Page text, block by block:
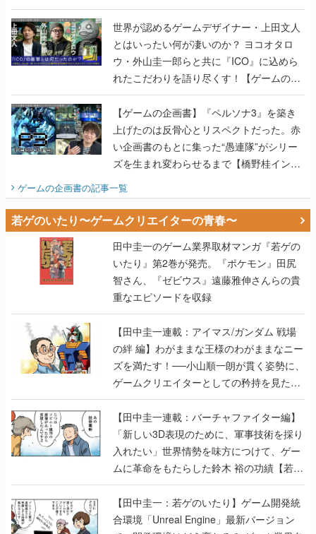
ウ・外山圭一郎らと共に『ICO』に込めら
れたこだわりを語り尽くす！【ゲームの企
画書】
【ゲームの企画書】『ペルソナ3』を築き
上げたのは反骨心とリスペクトだった。赤
い企画書のもとに集った“愚連隊”がシリー
ズを生まれ変わらせるまで【橋野桂インタ
ビュー】
ゲームの企画書の記事一覧
若ゲのいたり〜ゲームクリエイターの青春〜
田中圭一のゲーム業界取材マンガ『若ゲの
いたり』第2巻が発売。『ポケモン』田尻
智さん、『ゼビウス』遠藤雅伸さんらの貴
重なエピソードを収録
【田中圭一連載：アイマス/ガンダム 戦場
の絆 編】わがままな王様のわがままなニー
ズを満たす！──小山順一朗が貫く姿勢に、
ゲームクリエイターとしての矜持を見た
【若ゲのいたり最終回】
【田中圭一連載：バーチャファイター編】
「新しい3D表現のために、軍事技術を採り
入れたい」世界情勢を味方につけて、ゲー
ムに革命をもたらした鈴木 裕の功績【若ゲ
のいたり】
【田中圭一：若ゲのいたり】ゲーム開発統
合環境「Unreal Engine」最新バージョン
で、開発環境はどう変わる？ ゲーム業界向
けソリューションイベント「GTMF2019」
に行って、より理解を深めよう【PR】